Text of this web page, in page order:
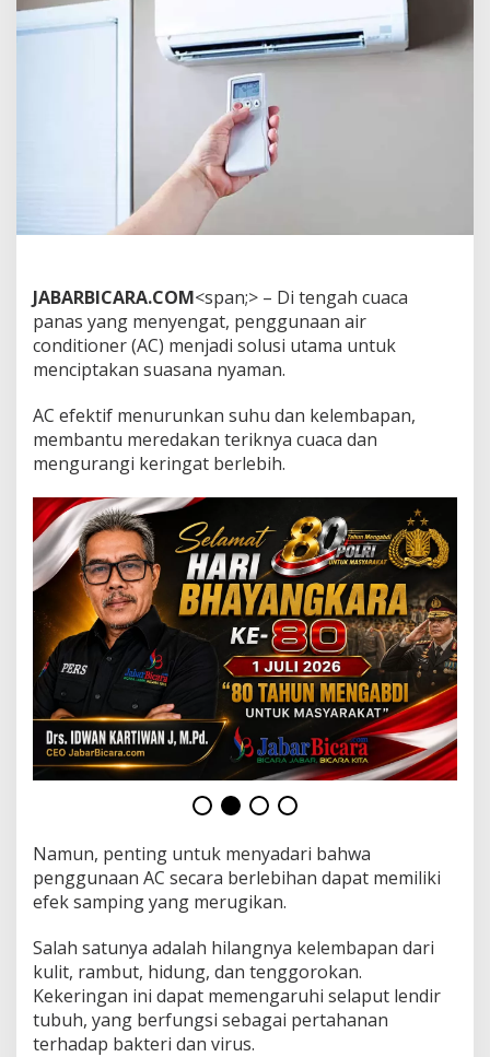
B
u
r
l
a
m
a
d
i
u
a
n
g
a
n
e
C
B
s
a
M
e
m
i
e
r
a
g
a
JABARBICARA.COM<span;> – Di tengah cuaca
panas yang menyengat, penggunaan air
conditioner (AC) menjadi solusi utama untuk
menciptakan suasana nyaman.
AC efektif menurunkan suhu dan kelembapan,
membantu meredakan teriknya cuaca dan
mengurangi keringat berlebih.
Namun, penting untuk menyadari bahwa
penggunaan AC secara berlebihan dapat memiliki
efek samping yang merugikan.
Salah satunya adalah hilangnya kelembapan dari
kulit, rambut, hidung, dan tenggorokan.
Kekeringan ini dapat memengaruhi selaput lendir
tubuh, yang berfungsi sebagai pertahanan
terhadap bakteri dan virus.